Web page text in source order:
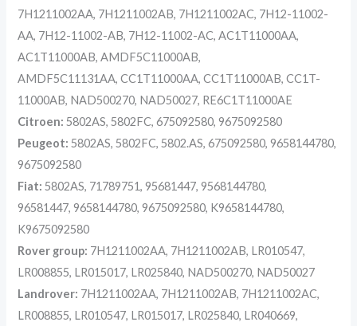
7H1211002AA, 7H1211002AB, 7H1211002AC, 7H12-11002-
AA, 7H12-11002-AB, 7H12-11002-AC, AC1T11000AA,
AC1T11000AB, AMDF5C11000AB,
AMDF5C11131AA, CC1T11000AA, CC1T11000AB, CC1T-
11000AB, NAD500270, NAD50027, RE6C1T11000AE
Citroen: 5802AS, 5802FC, 675092580, 9675092580
Peugeot: 5802AS, 5802FC, 5802.AS, 675092580, 9658144780,
9675092580
Fiat: 5802AS, 71789751, 95681447, 9568144780,
96581447, 9658144780, 9675092580, K9658144780,
K9675092580
Rover group: 7H1211002AA, 7H1211002AB, LR010547,
LR008855, LR015017, LR025840, NAD500270, NAD50027
Landrover: 7H1211002AA, 7H1211002AB, 7H1211002AC,
LR008855, LR010547, LR015017, LR025840, LR040669,